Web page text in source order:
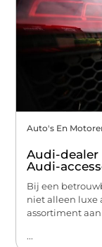
Auto's En
Audi-
Audi-
Bij een
niet alleen luxe
assortiment
...